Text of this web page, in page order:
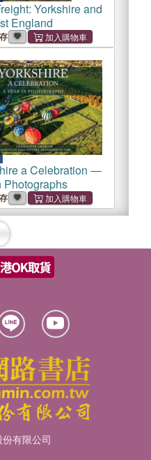
Yorkshire and
England
a Celebration ―
Photographs
有限公司